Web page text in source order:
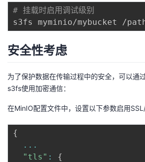
# 挂载时启用调试级别
s3fs myminio/mybucket /
安全性考虑
为了保护数据在传输过程中的安全，可以通
s3fs使用加密通信：
在MinIO配置文件中，设置以下参数启用SSL/
{
...
"tls" :
{